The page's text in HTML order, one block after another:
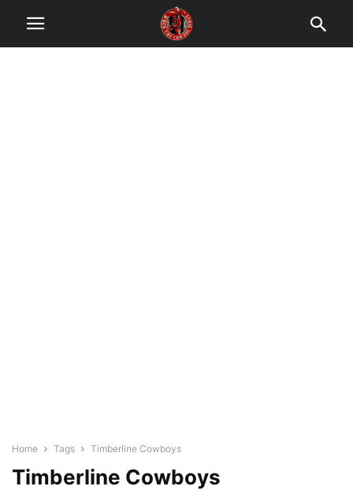
Home Tags Timberline Cowboys
Timberline Cowboys